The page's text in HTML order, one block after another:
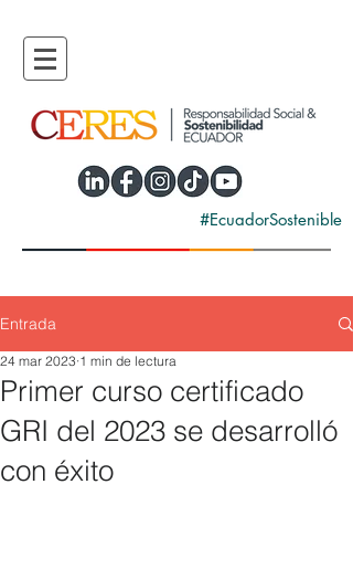
#EcuadorSostenible
Entrada
Primer curso certificado
GRI del 2023 se desarrolló
con éxito
24 mar 2023 1 min de lectura